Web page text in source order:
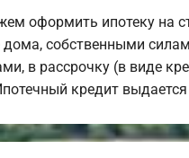
оформить ипотеку на
собственными
в рассрочку (в виде
кредит